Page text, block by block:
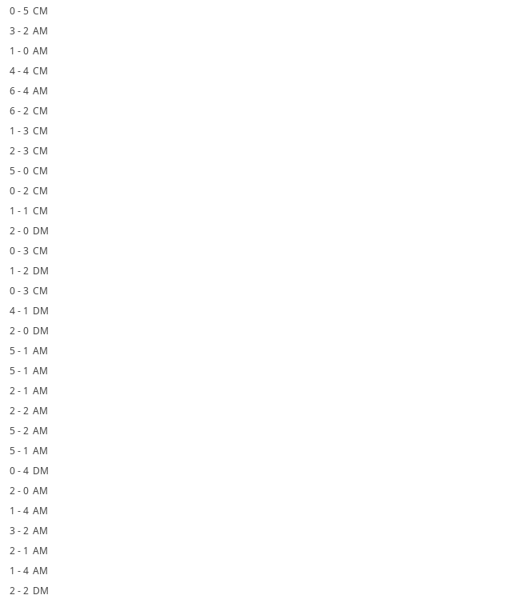
0 - 5 CM
3 - 2 AM
1 - 0 AM
4 - 4 CM
6 - 4 AM
6 - 2 CM
1 - 3 CM
2 - 3 CM
5 - 0 CM
0 - 2 CM
1 - 1 CM
2 - 0 DM
0 - 3 CM
1 - 2 DM
0 - 3 CM
4 - 1 DM
2 - 0 DM
5 - 1 AM
5 - 1 AM
2 - 1 AM
2 - 2 AM
5 - 2 AM
5 - 1 AM
0 - 4 DM
2 - 0 AM
1 - 4 AM
3 - 2 AM
2 - 1 AM
1 - 4 AM
2 - 2 DM